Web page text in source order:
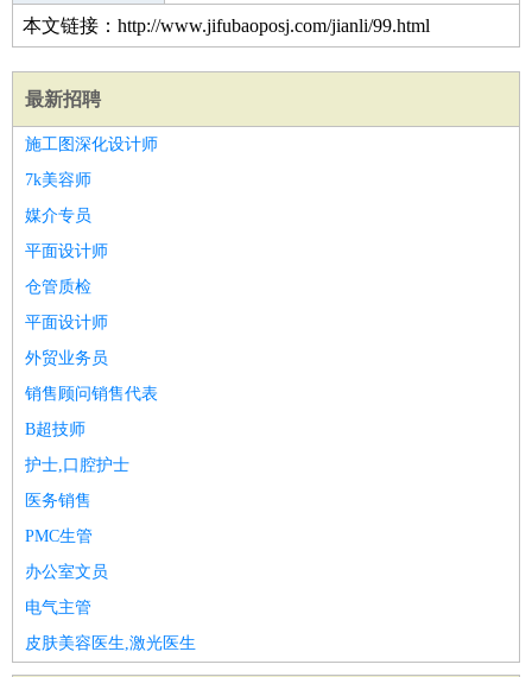
本文链接：http://www.jifubaoposj.com/jianli/99.html
最新招聘
施工图深化设计师
7k美容师
媒介专员
平面设计师
仓管质检
平面设计师
外贸业务员
销售顾问销售代表
B超技师
护士,口腔护士
医务销售
PMC生管
办公室文员
电气主管
皮肤美容医生,激光医生